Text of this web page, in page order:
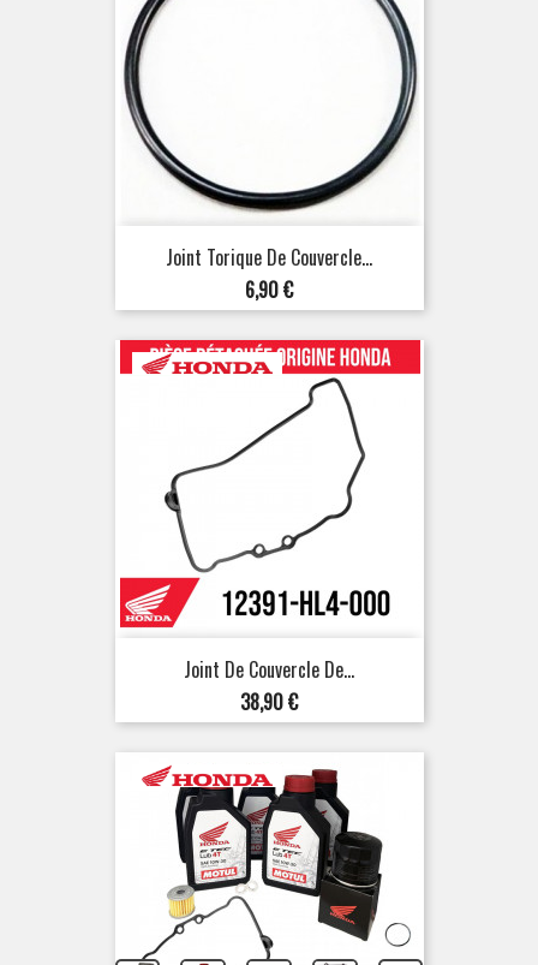
Joint Torique De Couvercle...
Prix
6,90 €
Joint De Couvercle De...
Prix
38,90 €